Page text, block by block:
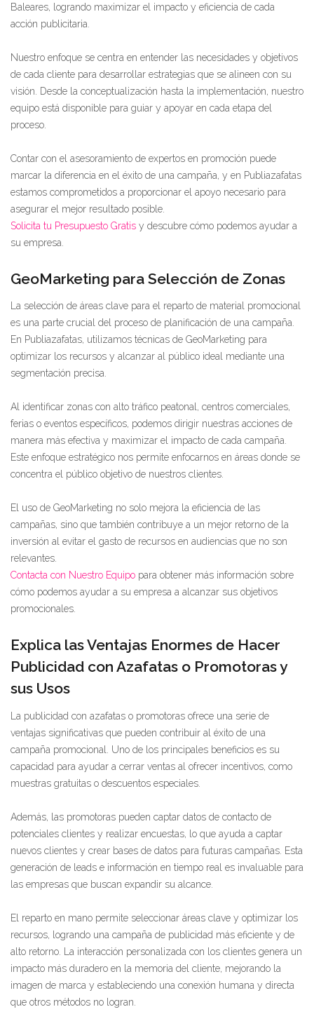
Baleares, logrando maximizar el impacto y eficiencia de cada
acción publicitaria.
Nuestro enfoque se centra en entender las necesidades y objetivos
de cada cliente para desarrollar estrategias que se alineen con su
visión. Desde la conceptualización hasta la implementación, nuestro
equipo está disponible para guiar y apoyar en cada etapa del
proceso.
Contar con el asesoramiento de expertos en promoción puede
marcar la diferencia en el éxito de una campaña, y en Publiazafatas
estamos comprometidos a proporcionar el apoyo necesario para
asegurar el mejor resultado posible.
Solicita tu Presupuesto Gratis y descubre cómo podemos ayudar a
su empresa.
GeoMarketing para Selección de Zonas
La selección de áreas clave para el reparto de material promocional
es una parte crucial del proceso de planificación de una campaña.
En Publiazafatas, utilizamos técnicas de GeoMarketing para
optimizar los recursos y alcanzar al público ideal mediante una
segmentación precisa.
Al identificar zonas con alto tráfico peatonal, centros comerciales,
ferias o eventos específicos, podemos dirigir nuestras acciones de
manera más efectiva y maximizar el impacto de cada campaña.
Este enfoque estratégico nos permite enfocarnos en áreas donde se
concentra el público objetivo de nuestros clientes.
El uso de GeoMarketing no solo mejora la eficiencia de las
campañas, sino que también contribuye a un mejor retorno de la
inversión al evitar el gasto de recursos en audiencias que no son
relevantes.
Contacta con Nuestro Equipo para obtener más información sobre
cómo podemos ayudar a su empresa a alcanzar sus objetivos
promocionales.
Explica las Ventajas Enormes de Hacer
Publicidad con Azafatas o Promotoras y
sus Usos
La publicidad con azafatas o promotoras ofrece una serie de
ventajas significativas que pueden contribuir al éxito de una
campaña promocional. Uno de los principales beneficios es su
capacidad para ayudar a cerrar ventas al ofrecer incentivos, como
muestras gratuitas o descuentos especiales.
Además, las promotoras pueden captar datos de contacto de
potenciales clientes y realizar encuestas, lo que ayuda a captar
nuevos clientes y crear bases de datos para futuras campañas. Esta
generación de leads e información en tiempo real es invaluable para
las empresas que buscan expandir su alcance.
El reparto en mano permite seleccionar áreas clave y optimizar los
recursos, logrando una campaña de publicidad más eficiente y de
alto retorno. La interacción personalizada con los clientes genera un
impacto más duradero en la memoria del cliente, mejorando la
imagen de marca y estableciendo una conexión humana y directa
que otros métodos no logran.